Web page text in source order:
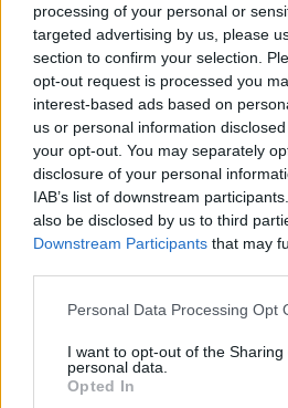
processing of your personal or
targeted advertising by us, please
section to confirm your selection.
opt-out request is processed you
interest-based ads based on
us or personal information
your opt-out. You may separately
disclosure of your personal
IAB’s list of downstream
also be disclosed by us to third
Downstream Participants that may
Please note that this website/app
not limited to your visit or usage
grant or deny consent to Google
use your data for below specified
Personal Data Processing Opt
I want to opt-out of the Sharing
personal data.
Opted In